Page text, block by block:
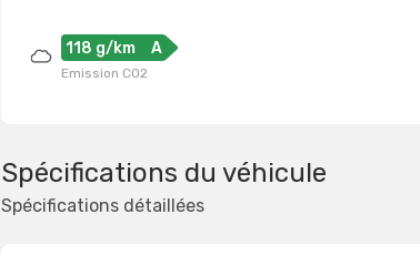
118 g/km A
Emission CO2
Spécifications du véhicule
Spécifications détaillées